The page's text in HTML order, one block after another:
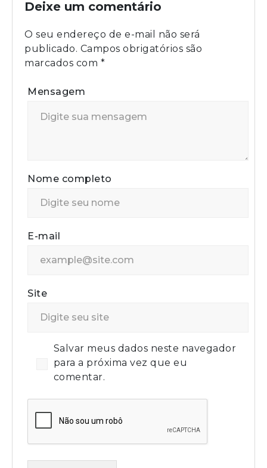
Deixe um comentário
O seu endereço de e-mail não será
publicado. Campos obrigatórios são
marcados com *
Mensagem
Nome completo
E-mail
Site
Salvar meus dados neste navegador
para a próxima vez que eu
comentar.